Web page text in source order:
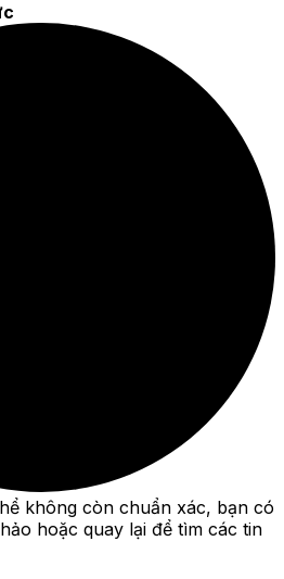
không còn chuẩn xác, bạn có
hoặc quay lại để tìm các tin